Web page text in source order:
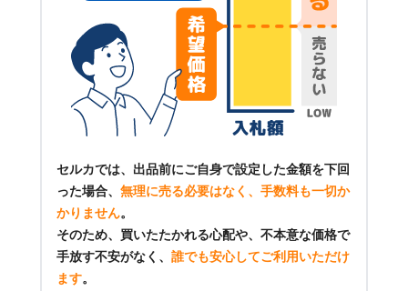
セルカでは、出品前にご自身で設定した金額を下回
った場合、 無理に売る必要はなく、手数料も一切か
かりません。
そのため、買いたたかれる心配や、不本意な価格で
手放す不安がなく、 誰でも安心してご利用いただけ
ます。